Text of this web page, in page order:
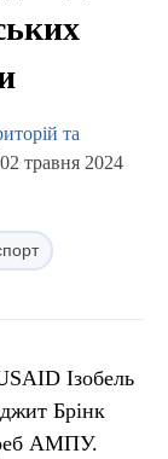
та
травня 2024
Ізобель
Брінк
АМПУ.